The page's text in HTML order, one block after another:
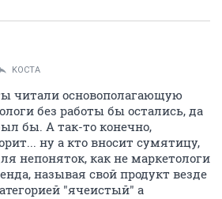
KOCTA
читали основополагающую
без работы бы остались, да
бы. А так-то конечно,
ну а кто вносит сумятицу,
непоняток, как не маркетологи
называя свой продукт везде
"ячеистый" а